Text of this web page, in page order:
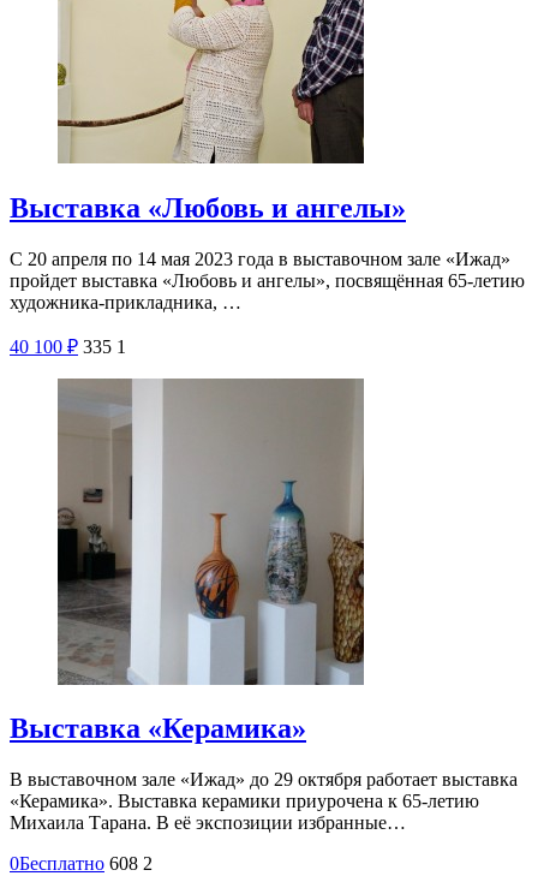
Выставка «Любовь и ангелы»
С 20 апреля по 14 мая 2023 года в выставочном зале «Ижад»
пройдет выставка «Любовь и ангелы», посвящённая 65-летию
художника-прикладника, …
40 100 ₽ 335 1
Выставка «Керамика»
В выставочном зале «Ижад» до 29 октября работает выставка
«Керамика». Выставка керамики приурочена к 65-летию
Михаила Тарана. В её экспозиции избранные…
0Бесплатно 608 2